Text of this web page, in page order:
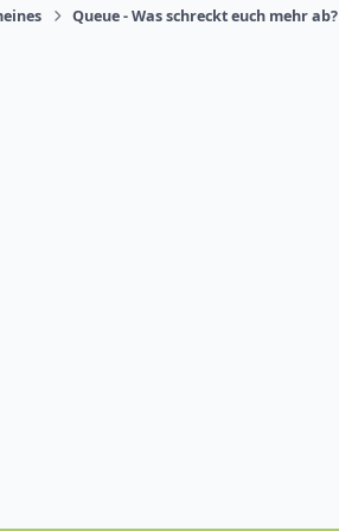
Queue - Was schreckt euch mehr ab?